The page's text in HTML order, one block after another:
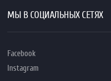
МЫ В СОЦИАЛЬНЫХ СЕТЯХ
Facebook
Instagram